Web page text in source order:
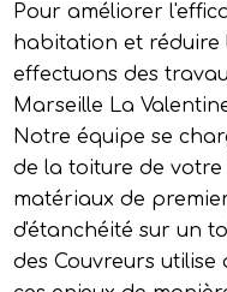
Pour améliorer
habitation et réduire
effectuons des
Marseille La
Notre équipe se
de la toiture de
matériaux de
d'étanchéité sur un
des Couvreurs